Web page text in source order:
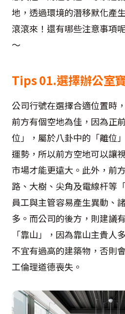
地，透過環境的潛移默化產
滾滾來！還有哪些注意事項
〜
Tips 01.選擇辦公室
公司行號在選擇合適位置時
前方有個空地為佳，因為正
位」，屬於八卦中的「離位
運勢，所以前方空地可以讓
市場才能更遠大。此外，前
路、大樹、尖角及電線杆等
員工與主管容易產生異動、
多。而公司的後方，則建議
「靠山」，因為靠山主貴人
不宜有過高的建築物，否則
工倫理道德喪失。